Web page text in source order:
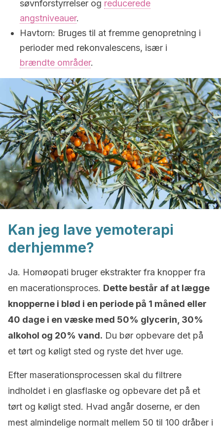
søvnforstyrrelser og reducerede
angstniveauer.
Havtorn: Bruges til at fremme genopretning i
perioder med rekonvalescens, især i
brændte områder.
Kan jeg lave yemoterapi
derhjemme?
Ja. Homøopati bruger ekstrakter fra knopper fra
en macerationsproces. Dette består af at lægge
knopperne i blød i en periode på 1 måned eller
40 dage i en væske med 50% glycerin, 30%
alkohol og 20% vand. Du bør opbevare det på
et tørt og køligt sted og ryste det hver uge.
Efter maserationsprocessen skal du filtrere
indholdet i en glasflaske og opbevare det på et
tørt og køligt sted. Hvad angår doserne, er den
mest almindelige normalt mellem 50 til 100 dråber i